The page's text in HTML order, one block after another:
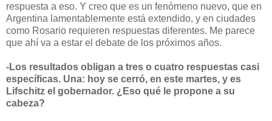
respuesta a eso. Y creo que es un fenómeno nuevo, que en
Argentina lamentablemente está extendido, y en ciudades
como Rosario requieren respuestas diferentes. Me parece
que ahí va a estar el debate de los próximos años.
-Los resultados obligan a tres o cuatro respuestas casi
específicas. Una: hoy se cerró, en este martes, y es
Lifschitz el gobernador. ¿Eso qué le propone a su
cabeza?